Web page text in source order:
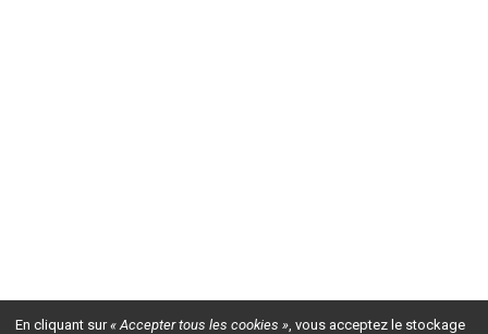
En cliquant sur« Accepter tous les cookies », vous acceptez le stockage